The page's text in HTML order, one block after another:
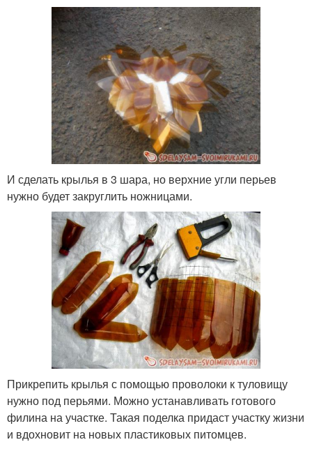
И сделать крылья в 3 шара, но верхние угли перьев
нужно будет закруглить ножницами.
Прикрепить крылья с помощью проволоки к туловищу
нужно под перьями. Можно устанавливать готового
филина на участке. Такая поделка придаст участку жизни
и вдохновит на новых пластиковых питомцев.